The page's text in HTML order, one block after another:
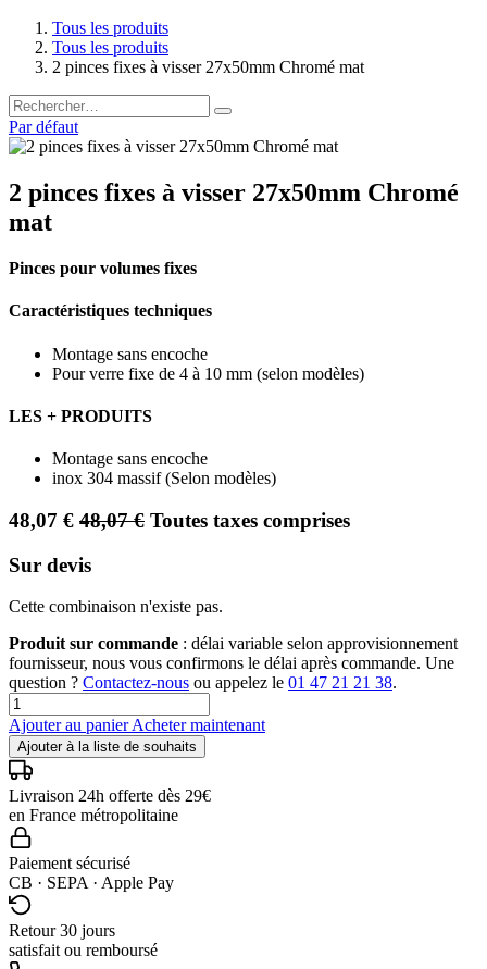
Tous les produits
Tous les produits
2 pinces fixes à visser 27x50mm Chromé mat
Par défaut
2 pinces fixes à visser 27x50mm Chromé
mat
Pinces pour volumes fixes
Caractéristiques techniques
Montage sans encoche
Pour verre fixe de 4 à 10 mm (selon modèles)
LES + PRODUITS
Montage sans encoche
inox 304 massif (Selon modèles)
48,07 € 48,07€ Toutes taxes comprises
Sur devis
Cette combinaison n'existe pas.
Produit sur commande : délai variable selon approvisionnement
fournisseur, nous vous confirmons le délai après commande. Une
question ? Contactez-nous ou appelez le 01 47 21 21 38.
Ajouter au panierAcheter maintenant
Ajouter à la liste de souhaits
Livraison 24h offerte dès 29€
en France métropolitaine
Paiement sécurisé
CB · SEPA · Apple Pay
Retour 30 jours
satisfait ou remboursé